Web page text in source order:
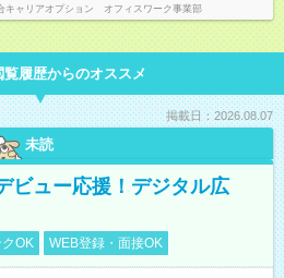
キャリアオプション オフィスワーク事業部
履歴からのオススメ
掲載日：2026.08.07
未読
ビュー応援！デジタル広
OK WEB登録・面接OK